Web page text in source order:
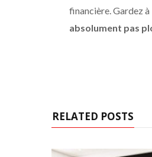
financière. Gardez à
absolument pas
RELATED POSTS